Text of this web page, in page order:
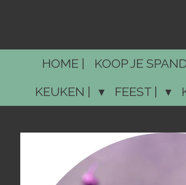
de
hoofdinhoudHOME | KOOP JE
KEUKEN |
FEEST |